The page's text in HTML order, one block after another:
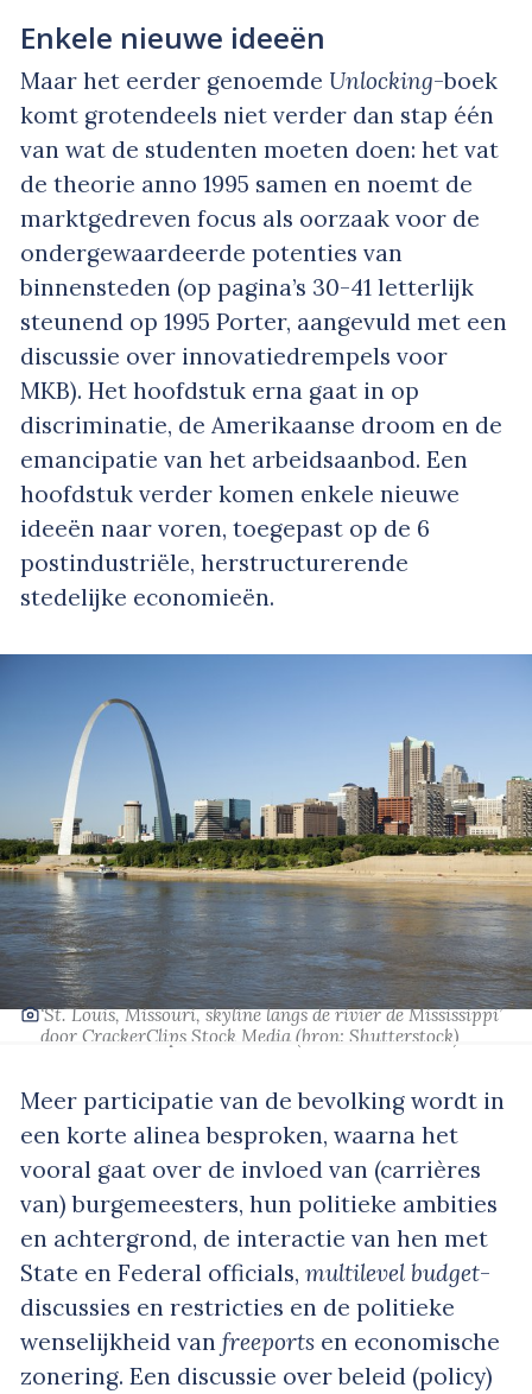
Enkele nieuwe ideeën
Maar het eerder genoemde Unlocking-boek
komt grotendeels niet verder dan stap één
van wat de studenten moeten doen: het vat
de theorie anno 1995 samen en noemt de
marktgedreven focus als oorzaak voor de
ondergewaardeerde potenties van
binnensteden (op pagina’s 30-41 letterlijk
steunend op 1995 Porter, aangevuld met een
discussie over innovatiedrempels voor
MKB). Het hoofdstuk erna gaat in op
discriminatie, de Amerikaanse droom en de
emancipatie van het arbeidsaanbod. Een
hoofdstuk verder komen enkele nieuwe
ideeën naar voren, toegepast op de 6
postindustriële, herstructurerende
stedelijke economieën.
‘St. Louis, Missouri, skyline langs de rivier de Mississippi’
door CrackerClips Stock Media (bron: Shutterstock)
Meer participatie van de bevolking wordt in
een korte alinea besproken, waarna het
vooral gaat over de invloed van (carrières
van) burgemeesters, hun politieke ambities
en achtergrond, de interactie van hen met
State en Federal officials, multilevel budget-
discussies en restricties en de politieke
wenselijkheid van freeports en economische
zonering. Een discussie over beleid (policy)